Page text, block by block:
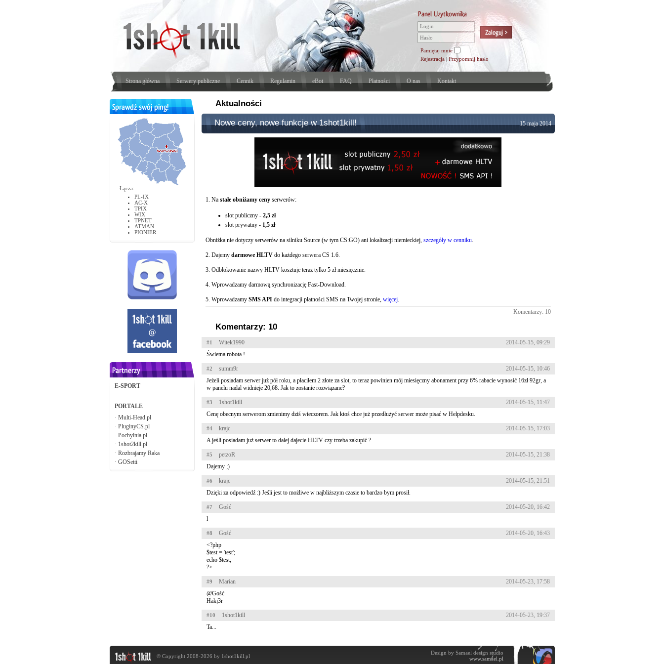
Pamiętaj mnie
Rejestracja| Przypomnij hasło
Strona główna Serwery publiczne Cennik Regulamin eBot FAQ Płatności O nas Kontakt
Łącza:
PL-IX
AC-X
TPIX
WIX
TPNET
ATMAN
PIONIER
E-SPORT
PORTALE
· Multi-Head.pl
· PluginyCS.pl
· Pochylnia.pl
· 1shot2kill.pl
· Rozbrajamy Raka
· GOSetti
Aktualności
15 maja 2014
Nowe ceny, nowe funkcje w 1shot1kill!
1. Na stałe obniżamy cenyserwerów:
slot publiczny - 2,5 zł
slot prywatny - 1,5 zł
Obniżka nie dotyczy serwerów na silniku Source (w tym CS:GO) ani lokalizacji niemieckiej, szczegóły w cenniku.
2. Dajemy darmowe HLTVdo każdego serwera CS 1.6.
3. Odblokowanie nazwy HLTV kosztuje teraz tylko 5 zł miesięcznie.
4. Wprowadzamy darmową synchronizację Fast-Download.
5. Wprowadzamy SMS APIdo integracji płatności SMS na Twojej stronie, więcej.
Komentarzy: 10
Komentarzy: 10
2014-05-15, 09:29
#1
Witek1990
Świetna robota !
2014-05-15, 10:46
#2
summ9r
Jeżeli posiadam serwer już pół roku, a płaciłem 2 złote za slot, to teraz powinien mój miesięczny abonament przy 6% rabacie wynosić 16zł 92gr, a
w panelu nadal widnieje 20,68. Jak to zostanie rozwiązane?
2014-05-15, 11:47
#3
1shot1kill
Cenę obecnym serwerom zmienimy dziś wieczorem. Jak ktoś chce już przedłużyć serwer może pisać w Helpdesku.
2014-05-15, 17:03
#4
krajc
A jeśli posiadam już serwer to dalej dajecie HLTV czy trzeba zakupić ?
2014-05-15, 21:38
#5
petzoR
Dajemy ;)
2014-05-15, 21:51
#6
krajc
Dzięki za odpowiedź :) Jeśli jest to możliwe w najbliższym czasie to bardzo bym prosił.
2014-05-20, 16:42
#7
Gość
l
2014-05-20, 16:43
#8
Gość
<?php
$test = 'test';
echo $test;
?>
2014-05-23, 17:58
#9
Marian
@Gość
Hakj3r
2014-05-23, 19:37
#10
1shot1kill
Ta...
Design by Samael design studio
www.samael.pl
© Copyright 2008-2026 by 1shot1kill.pl